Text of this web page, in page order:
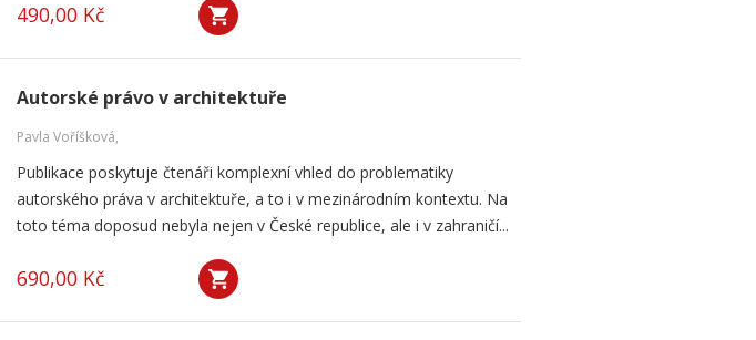
490,00 Kč
Autorské právo v architektuře
Pavla Voříšková,
Publikace poskytuje čtenáři komplexní vhled do problematiky
autorského práva v architektuře, a to i v mezinárodním kontextu. Na
toto téma doposud nebyla nejen v České republice, ale i v zahraničí...
690,00 Kč